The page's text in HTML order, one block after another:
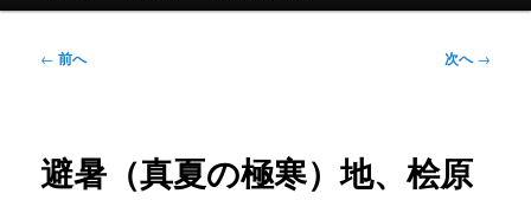
投
ゲ
ー
← 前へ 次へ→
避暑（真夏の極寒）地、桧原